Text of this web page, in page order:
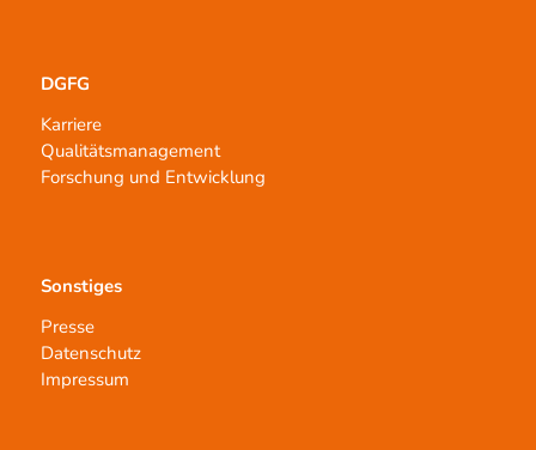
DGFG
Karriere
Qualitätsmanagement
Forschung und Entwicklung
Sonstiges
Presse
Datenschutz
Impressum